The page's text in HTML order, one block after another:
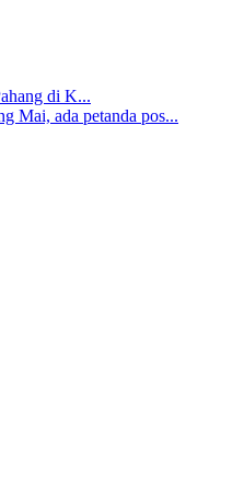
di K...
Mai, ada petanda pos...